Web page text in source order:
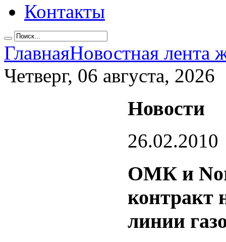
Контакты
ГлавнаяНовостная лента
Четверг, 06 августа, 2026
Новости
26.02.2010
ОМК и
контракт
линии